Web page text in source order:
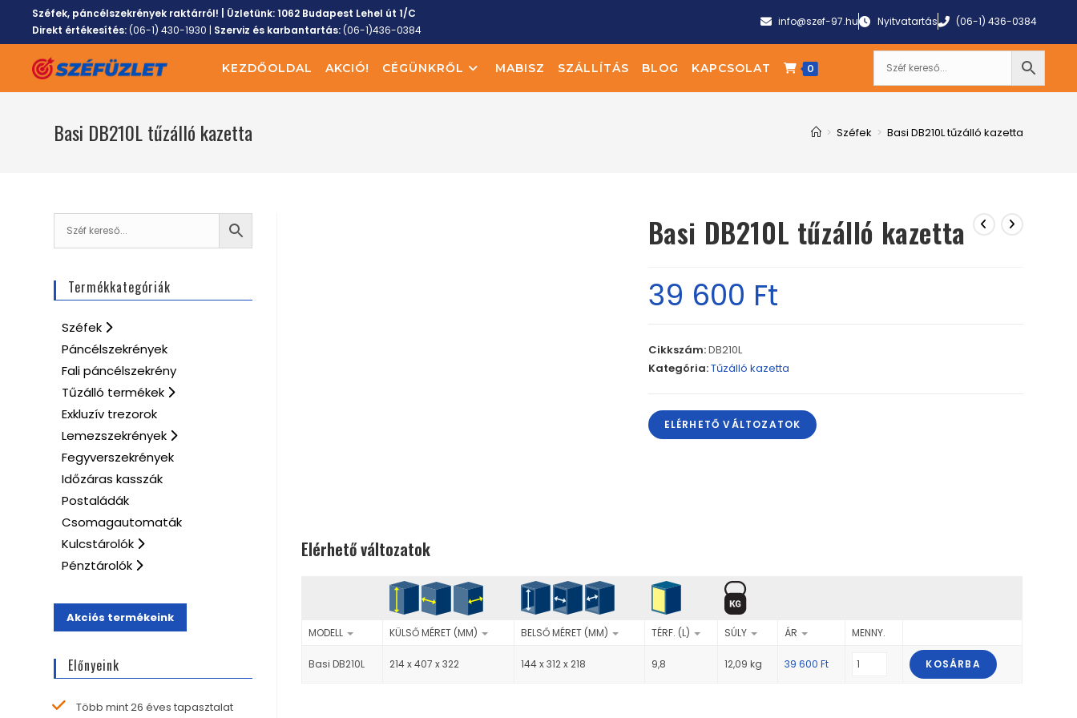
Széfek, páncélszekrények raktárról! | Üzletünk:1062 Budapest Lehel út 1/C
Direkt értékesítés:(06-1) 430-1930 | Szerviz és karbantartás:(06-1)436-0384
info@szef-97.hu Nyitvatartás (06-1) 436-0384
KEZDŐOLDAL AKCIÓ! CÉGÜNKRŐL MABISZ SZÁLLÍTÁS BLOG KAPCSOLAT 0
Basi DB210L tűzálló kazetta > Széfek > Basi DB210L tűzálló kazetta
Basi DB210L tűzálló kazetta
39 600 Ft
Cikkszám:DB210L
Kategória:Tűzálló kazetta
ELÉRHETŐ VÁLTOZATOK
Elérhető változatok
MODELL KÜLSŐ MÉRET (MM) BELSŐ MÉRET (MM) TÉRF. (L) SÚLY ÁR MENNY.
Basi DB210L 214 x 407 x 322 144 x 312 x 218 9,8 12,09 kg 39 600Ft KOSÁRBA
Termékkategóriák
Széfek
Páncélszekrények
Fali páncélszekrény
Tűzálló termékek
Exkluzív trezorok
Lemezszekrények
Fegyverszekrények
Időzáras kasszák
Postaládák
Csomagautomaták
Kulcstárolók
Pénztárolók
Akciós termékeink
Előnyeink
Több mint 26 éves tapasztalat